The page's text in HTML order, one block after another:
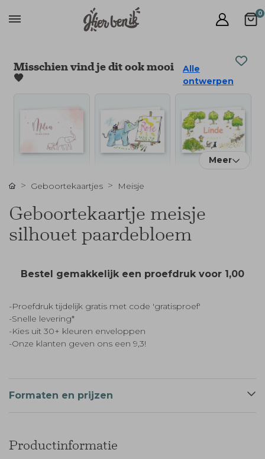
0
Misschien vind je dit ook mooi
🧡
Alle
ontwerpen
Meer
Geboortekaartjes Meisje
Geboortekaartje meisje
silhouet paardebloem
Bestel gemakkelijk een proefdruk voor 1,00
-Proefdruk tijdelijk gratis met code 'gratisproef'
-Snelle levering*
-Kies uit 30+ kleuren enveloppen
-Onze klanten geven ons een 9,3!
Formaten en prijzen
Productinformatie